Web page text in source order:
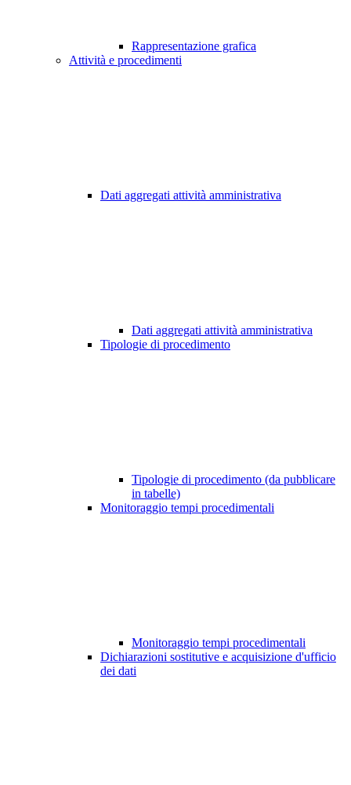
Rappresentazione grafica
Attività e procedimenti
Dati aggregati attività amministrativa
Dati aggregati attività amministrativa
Tipologie di procedimento
Tipologie di procedimento (da pubblicare
in tabelle)
Monitoraggio tempi procedimentali
Monitoraggio tempi procedimentali
Dichiarazioni sostitutive e acquisizione d'ufficio
dei dati